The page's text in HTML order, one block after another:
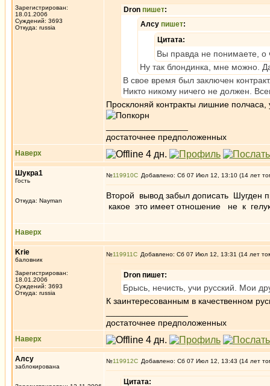
Зарегистрирован:
18.01.2006
Суждений: 3693
Откуда: russia
Dron пишет:
Алсу пишет:
Цитата:
Вы правда не понимаете, о
Ну так блондинка, мне можно.
В свое время был заключен
Никто никому ничего не должен.
Просклоняй контракты лишние полчаса,
достаточнее предположенных
Наверх
Шукра1
Гость
Откуда: Nayman
№119910 Добавлено: Сб 07 Июл 12, 13:10 (14 лет
Второй вывод забыл дописать
какое это имеет отношение не к
Наверх
Krie
баловник
Зарегистрирован:
18.01.2006
Суждений: 3693
Откуда: russia
№119911 Добавлено: Сб 07 Июл 12, 13:31 (14 лет
Dron пишет:
Брысь, нечисть, учи русский. Мои
К заинтересованным в качественном
достаточнее предположенных
Наверх
Алсу
заблокирована
№119912 Добавлено: Сб 07 Июл 12, 13:43 (14 лет
Цитата: